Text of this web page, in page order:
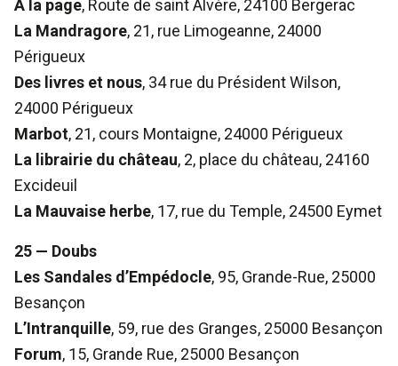
À la page, Route de saint Alvère, 24100 Bergerac
La Mandragore, 21, rue Limogeanne, 24000
Périgueux
Des livres et nous, 34 rue du Président Wilson,
24000 Périgueux
Marbot, 21, cours Montaigne, 24000 Périgueux
La librairie du château, 2, place du château, 24160
Excideuil
La Mauvaise herbe, 17, rue du Temple, 24500 Eymet
25 — Doubs
Les Sandales d’Empédocle, 95, Grande-Rue, 25000
Besançon
L’Intranquille, 59, rue des Granges, 25000 Besançon
Forum, 15, Grande Rue, 25000 Besançon